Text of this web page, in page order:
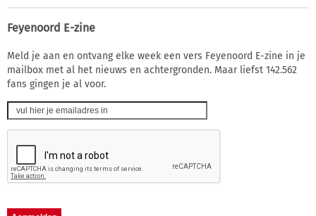
Feyenoord E-zine
Meld je aan en ontvang elke week een vers Feyenoord E-zine in je
mailbox met al het nieuws en achtergronden. Maar liefst 142.562
fans gingen je al voor.